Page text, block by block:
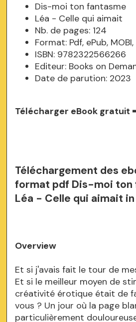
Dis-moi ton fantasme
Léa - Celle qui aimait
Nb. de pages: 124
Format: Pdf, ePub, MOBI,
ISBN: 9782322566266
Editeur: Books on
Date de parution: 2023
Télécharger eBook gratuit
Téléchargement des
format pdf Dis-moi ton
Léa - Celle qui aimait
Overview
Et si j'avais fait le tour de
Et si le meilleur moyen de
créativité érotique était de
vous ? Un jour où la page
particulièrement